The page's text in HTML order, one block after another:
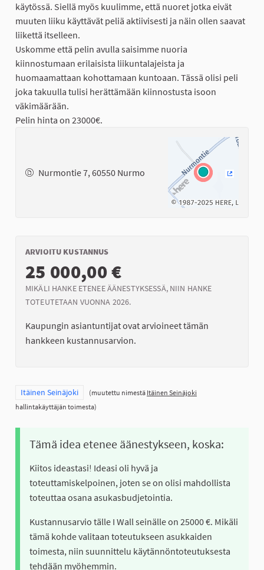
käytössä. Siellä myös kuulimme, että nuoret jotka eivät
muuten liiku käyttävät peliä aktiivisesti ja näin ollen saavat
liikettä itselleen.
Uskomme että pelin avulla saisimme nuoria
kiinnostumaan erilaisista liikuntalajeista ja
huomaamattaan kohottamaan kuntoaan. Tässä olisi peli
joka takuulla tulisi herättämään kiinnostusta isoon
väkimäärään.
Pelin hinta on 23000€.
Nurmontie 7, 60550 Nurmo
ARVIOITU KUSTANNUS
25 000,00 €
MIKÄLI HANKE ETENEE ÄÄNESTYKSESSÄ, NIIN HANKE
TOTEUTETAAN VUONNA 2026.
Kaupungin asiantuntijat ovat arvioineet tämän
hankkeen kustannusarvion.
Rajaa tulokset teeman mukaan: Itäinen Seinäjoki
Itäinen Seinäjoki (muutettu nimestä Itäinen Seinäjoki
hallintakäyttäjän toimesta)
Tämä idea etenee äänestykseen, koska:
Kiitos ideastasi! Ideasi oli hyvä ja
toteuttamiskelpoinen, joten se on olisi mahdollista
toteuttaa osana asukasbudjetointia.
Kustannusarvio tälle I Wall seinälle on 25000 €. Mikäli
tämä kohde valitaan toteutukseen asukkaiden
toimesta, niin suunnittelu käytännöntoteutuksesta
tehdään myöhemmin.